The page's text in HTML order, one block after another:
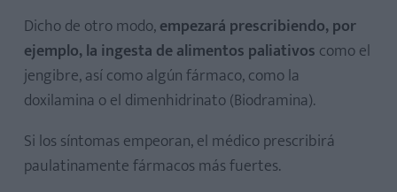
Dicho de otro modo,empezará prescribiendo, por
ejemplo, la ingesta de alimentos paliativos como el
jengibre, así como algún fármaco, como la
doxilamina o el dimenhidrinato (Biodramina).
Si los síntomas empeoran, el médico prescribirá
paulatinamente fármacos más fuertes.